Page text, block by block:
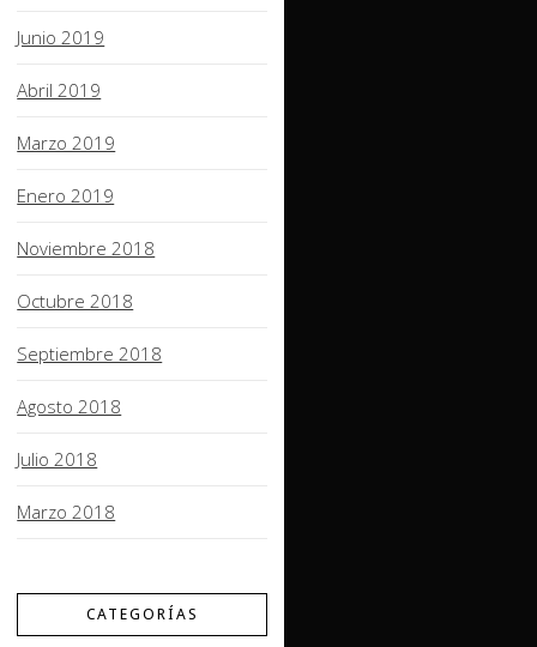
Junio 2019
Abril 2019
Marzo 2019
Enero 2019
Noviembre 2018
Octubre 2018
Septiembre 2018
Agosto 2018
Julio 2018
Marzo 2018
CATEGORÍAS